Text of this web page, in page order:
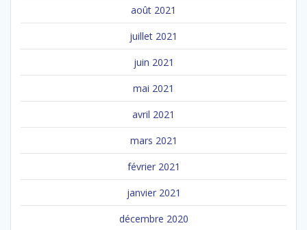
août 2021
juillet 2021
juin 2021
mai 2021
avril 2021
mars 2021
février 2021
janvier 2021
décembre 2020